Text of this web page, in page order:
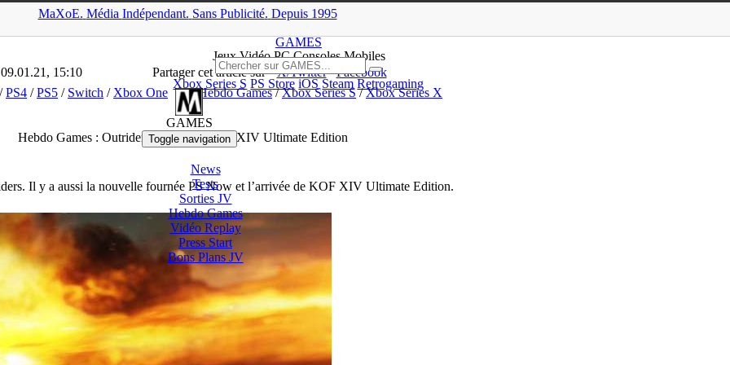
MaXoE. Média Indépendant. Sans Publicité. Depuis 1995
GAMES
JeuxVidéoPC Consoles Mobiles
Xbox Series S PS Store iOS Steam Retrogaming
GAMES
Toggle navigation
News
Tests
SortiesJV
Hebdo Games
VidéoReplay
Press Start
Bons PlansJV
▲
15:10 Partager cet article sur X/Twitter
Facebook
/PS4 /PS5 / Switch / Xbox One Hebdo Games/Xbox Series S/Xbox Series X
Hebdo Games : Outriders, PS Now, KOF XIV Ultimate Edition
Il y a aussi la nouvelle fournée PS Now et l’arrivée de KOF XIV Ultimate Edition.